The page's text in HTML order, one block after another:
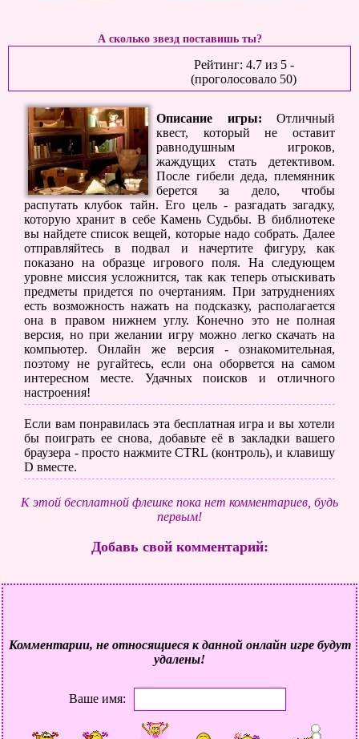
А сколько звезд поставишь ты?
Рейтинг: 4.7из 5-
(проголосовало 50)
Описание игры: Отличный
квест, который не оставит
равнодушным игроков,
жаждущих стать детективом.
После гибели деда, племянник
берется за дело, чтобы
распутать клубок тайн. Его цель - разгадать загадку,
которую хранит в себе Камень Судьбы. В библиотеке
вы найдете список вещей, которые надо собрать. Далее
отправляйтесь в подвал и начертите фигуру, как
показано на образце игрового поля. На следующем
уровне миссия усложнится, так как теперь отыскивать
предметы придется по очертаниям. При затруднениях
есть возможность нажать на подсказку, располагается
она в правом нижнем углу. Конечно это не полная
версия, но при желании игру можно легко скачать на
компьютер. Онлайн же версия - ознакомительная,
поэтому не ругайтесь, если она оборвется на самом
интересном месте. Удачных поисков и отличного
настроения!
Если вам понравилась эта бесплатная игра и вы хотели
бы поиграть ее снова, добавьте её в закладки вашего
браузера - просто нажмите CTRL (контроль), и клавишу
D вместе.
К этой бесплатной флешке пока нет комментариев, будь
первым!
Добавь свой комментарий:
Комментарии, не относящиеся к данной онлайн игре будут
удалены!
Ваше имя: